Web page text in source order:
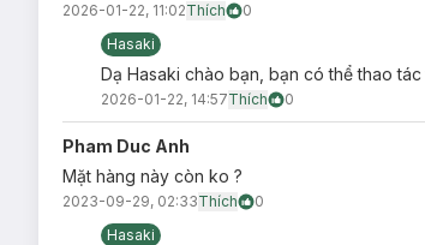
Nơi khô ráo thoáng mát.
Tránh ánh nắng trực tiếp, nơi có nhiệt độ
2026-01-22, 11:02Thích
0
Hasaki
Dạ Hasaki chào bạn, bạn có thể thao
2026-01-22, 14:57Thích 0
Pham Duc Anh
Mặt hàng này còn ko ?
2023-09-29, 02:33Thích
0
Hasaki